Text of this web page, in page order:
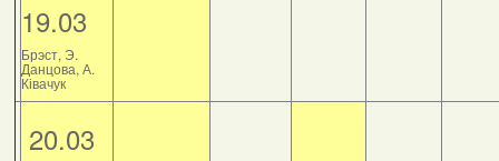
19.03
Брэст, Э.
Данцова, А.
Ківачук
20.03